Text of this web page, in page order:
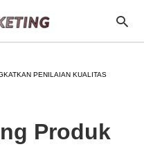
PENILAIAN KUALITAS
Produk